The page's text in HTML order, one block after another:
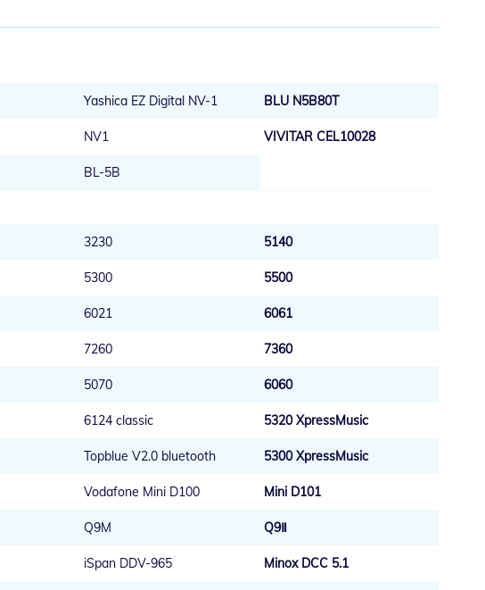
Yashica EZ Digital NV-1 BLU N5B80T
NV1 VIVITAR CEL10028
BL-5B
3230 5140
5300 5500
6021 6061
7260 7360
5070 6060
6124 classic 5320 XpressMusic
Topblue V2.0 bluetooth 5300 XpressMusic
Vodafone Mini D100 Mini D101
Q9M Q9Ⅱ
iSpan DDV-965 Minox DCC 5.1